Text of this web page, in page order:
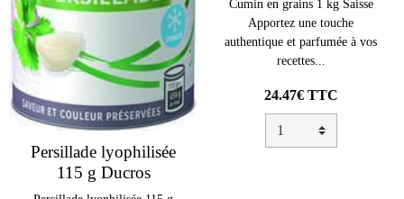
Persillade lyophilisée
115 g Ducros
Cumin en grains 1 kg Saisse
Apportez une touche
authentique et parfumée à vos
recettes...
24.47€ TTC